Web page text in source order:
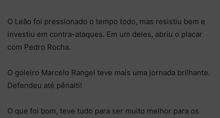
O Leão foi pressionado o tempo todo, mas resistiu bem e
investiu em contra-ataques. Em um deles, abriu o placar
com Pedro Rocha.
O goleiro Marcelo Rangel teve mais uma jornada brilhante.
Defendeu até pênalti!
O que foi bom, teve tudo para ser muito melhor para os